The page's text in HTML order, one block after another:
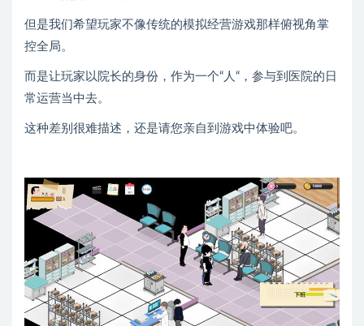
但是我们希望玩家不像传统的模拟经营游戏那样俯视角掌
控全局。
而是让玩家以院长的身份，作为一个“人“，参与到医院的日
常运营当中去。
这种差别很难描述，还是请您亲自到游戏中体验吧。